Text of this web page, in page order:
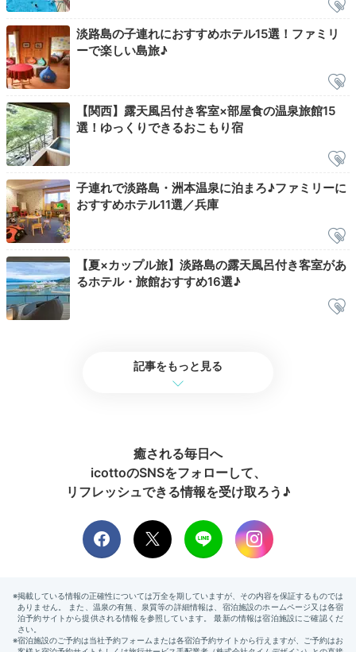
中華グルメを購入
神戸・南京町 元
帰りはホテルの「特別契約タクシー」を利用して、神戸
市の賑やかな中華街「南京町」へ。「老祥記」の名物・
豚饅頭(ぶたまんじゅう)など、中華街グルメをお土産に
購入してはいかが。
たっぷり贅沢をして
満たされた気持ちに
「ホテルニューアワジ」の「ヴィラ楽園」棟で過ごし
た、1泊2日の淡路島旅行。温泉・絶景・ごちそうをお
部屋で楽しめるから、両親も自分も心からのんびりと寛
げるはずですよ。
淡路島の子連れにおすすめホテル15選！ファミリ
ーで楽しい島旅♪
【関西】露天風呂付き客室×部屋食の温泉旅館15
選！ゆっくりできるおこもり宿
子連れで淡路島・洲本温泉に泊まろ♪ファミリーに
おすすめホテル11選／兵庫
【夏×カップル旅】淡路島の露天風呂付き客室があ
るホテル・旅館おすすめ16選♪
記事をもっと見る
癒される毎日へ
icottoのSNSをフォローして、
リフレッシュできる情報を受け取ろう♪